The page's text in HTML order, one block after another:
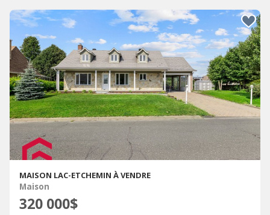
MAISON LAC-ETCHEMIN À VENDRE
Maison
320 000$